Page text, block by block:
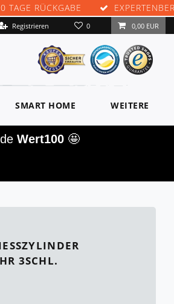
TAGE RÜCKGABE
Registrieren 0 0,00 EUR
SMART HOME WEITERE
Wert100🤩
Z
3SCHL.